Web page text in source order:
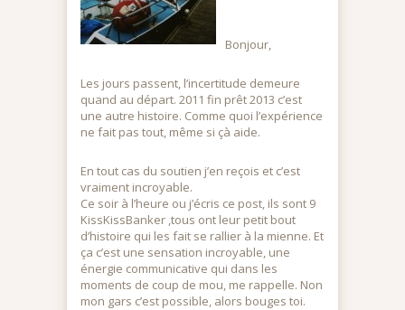
Bonjour,
Les jours passent, l’incertitude demeure
quand au départ. 2011 fin prêt 2013 c’est
une autre histoire. Comme quoi l’expérience
ne fait pas tout, même si çà aide.
En tout cas du soutien j’en reçois et c’est
vraiment incroyable.
Ce soir à l’heure ou j’écris ce post, ils sont 9
KissKissBanker ,tous ont leur petit bout
d’histoire qui les fait se rallier à la mienne. Et
ça c’est une sensation incroyable, une
énergie communicative qui dans les
moments de coup de mou, me rappelle. Non
mon gars c’est possible, alors bouges toi.